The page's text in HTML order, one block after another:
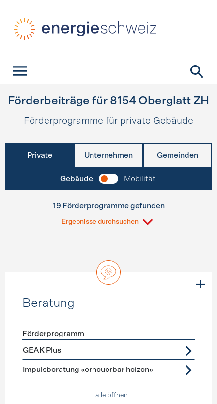
Förderbeiträge für 8154 Oberglatt ZH
Förderprogramme für private Gebäude
Private Unternehmen Gemeinden
Gebäude Mobilität
19 Förderprogramme gefunden
Ergebnisse durchsuchen
Beratung
Förderprogramme
Förderprogramm
GEAK Plus
Impulsberatung «erneuerbar heizen»
+ alle öffnen